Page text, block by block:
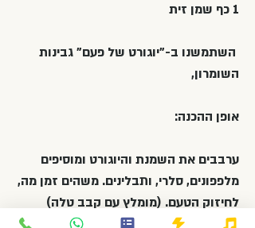
1 כף שמן זית
השתמשנו ב-"יוגורט של פעם" גבינות
השומרון,
אופן ההכנה:
ערבבים את השמנת והיוגורט ומוסיפים
מלפפונים, סלרי, ותבלינים. משהים זמן מה,
לחיזוק הטעם. (מומלץ עם קבב טלה)